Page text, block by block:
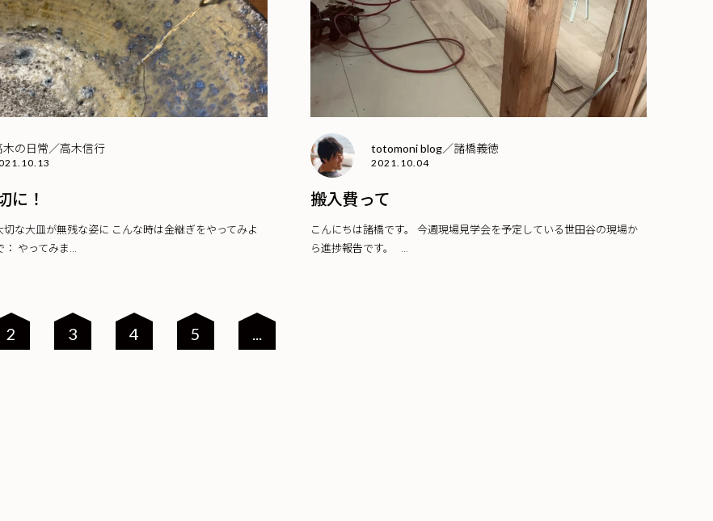
木の日常／高木信行
に！
切な大皿が無残な姿に こんな時は金継ぎをやってみよ
やってみま...
totomoni blog／諸橋義徳
2021.10.04
搬入費って
こんにちは諸橋です。 今週現場見学会を予定している世田谷の現場か
ら進捗報告です。 ...
2 3 4 5 ...